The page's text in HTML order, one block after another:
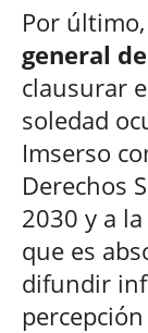
Por último,
general
clausurar
soledad
Imserso
Derechos
2030 y a
que es
difundir